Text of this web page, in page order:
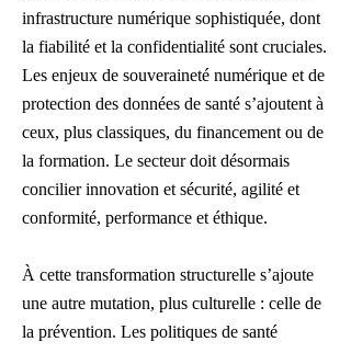
infrastructure numérique sophistiquée, dont
la fiabilité et la confidentialité sont cruciales.
Les enjeux de souveraineté numérique et de
protection des données de santé s’ajoutent à
ceux, plus classiques, du financement ou de
la formation. Le secteur doit désormais
concilier innovation et sécurité, agilité et
conformité, performance et éthique.
À cette transformation structurelle s’ajoute
une autre mutation, plus culturelle : celle de
la prévention. Les politiques de santé